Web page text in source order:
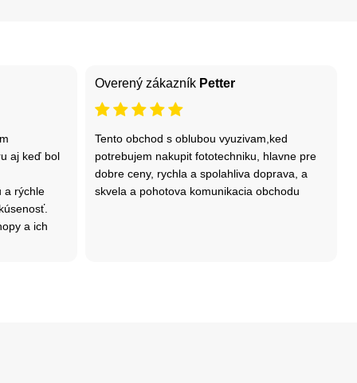
aj keď bol
a rýchle
a ich
Overený zákazník Petter
Tento obchod s oblubou vyuzivam,ked
potrebujem nakupit fototechniku, hlavne pre
dobre ceny, rychla a spolahliva doprava, a
skvela a pohotova komunikacia obchodu